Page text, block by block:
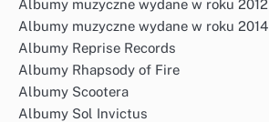
Albumy muzyczne wydane w roku 2012
Albumy muzyczne wydane w roku 2014
Albumy Reprise Records
Albumy Rhapsody of Fire
Albumy Scootera
Albumy Sol Invictus